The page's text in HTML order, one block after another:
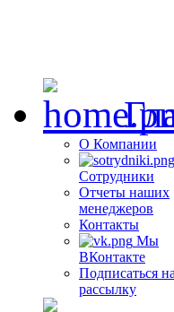
О Компании
Сотрудники
Отчеты наших
менеджеров
Контакты
Мы
ВКонтакте
Подписаться на
рассылку